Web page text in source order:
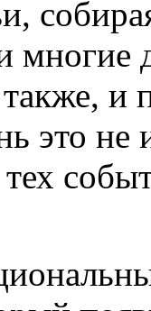
многие
это не
тех